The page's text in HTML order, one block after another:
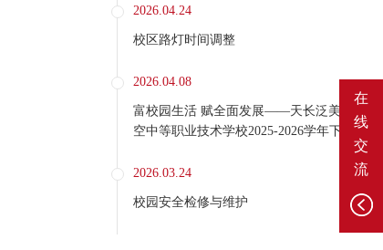
2026.04.24
校区路灯时间调整
2026.04.08
富校园生活 赋全面发展——天长泛美航
空中等职业技术学校2025-2026学年下学
2026.03.24
校园安全检修与维护
在
线
交
流